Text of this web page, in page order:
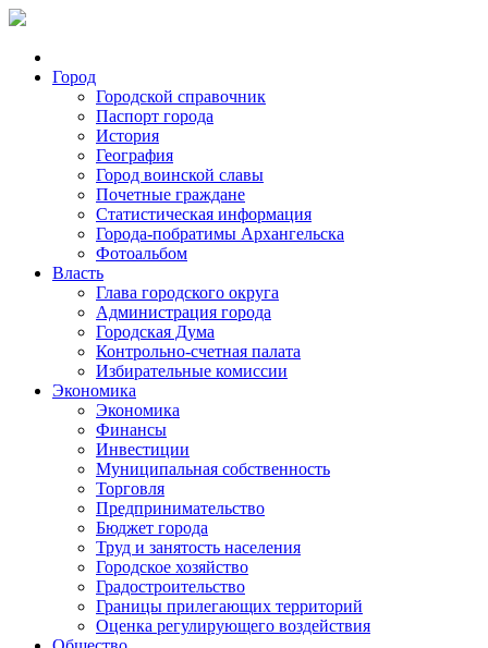
Город
Городской справочник
Паспорт города
История
География
Город воинской славы
Почетные граждане
Статистическая информация
Города-побратимы Архангельска
Фотоальбом
Власть
Глава городского округа
Администрация города
Городская Дума
Контрольно-счетная палата
Избирательные комиссии
Экономика
Экономика
Финансы
Инвестиции
Муниципальная собственность
Торговля
Предпринимательство
Бюджет города
Труд и занятость населения
Городское хозяйство
Градостроительство
Границы прилегающих территорий
Оценка регулирующего воздействия